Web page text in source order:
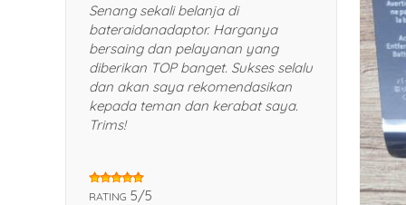
Senang sekali belanja di
bateraidanadaptor. Harganya
bersaing dan pelayanan yang
diberikan TOP banget. Sukses selalu
dan akan saya rekomendasikan
kepada teman dan kerabat saya.
Trims!
RATING 5/5
Web di
cari
saya
dan
sekali.
laptop
makin
kasih